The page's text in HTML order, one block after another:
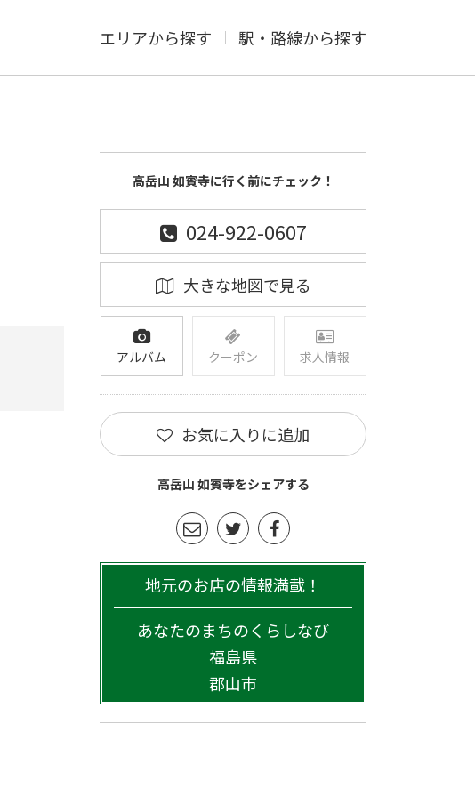
エリアから探す 駅・路線から探す
高岳山 如賓寺に行く前にチェック！
024-922-0607
大きな地図で見る
アルバム クーポン 求人情報
お気に入りに追加
高岳山 如賓寺をシェアする
地元のお店の情報満載！
あなたのまちのくらしなび
福島県
郡山市